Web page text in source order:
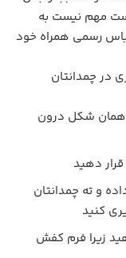
مهم نیست به
رسمی همراه خود
در چمدانتان
همان شکل درون
دهید
و ته چمدانتان
کنید
زیرا فرم کفش